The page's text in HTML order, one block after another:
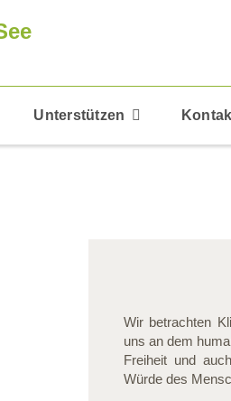
Unterstützen
Wir betrachten
uns an dem
Freiheit und
Würde des